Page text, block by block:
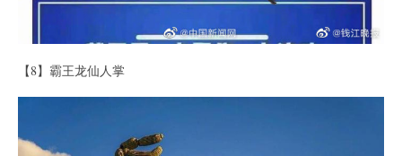
【8】霸王龙仙人掌